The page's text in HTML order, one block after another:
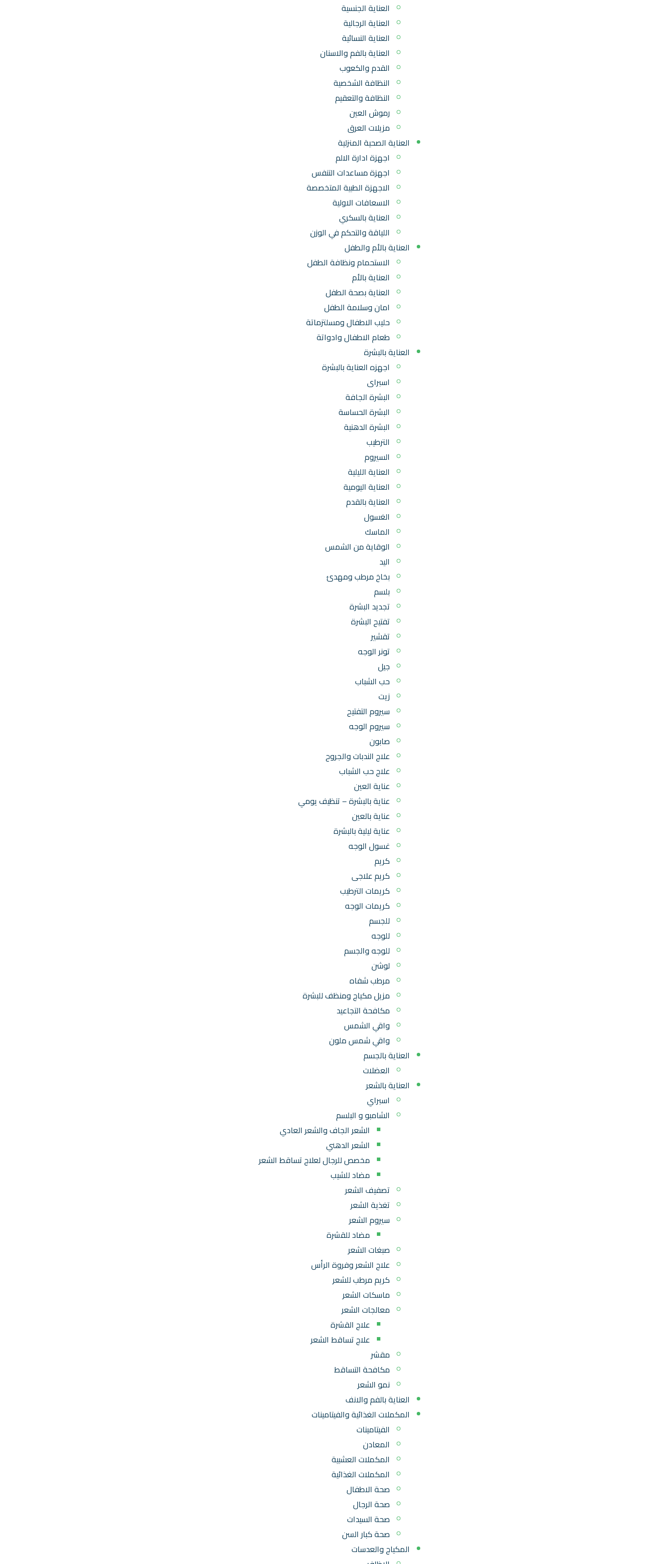
العناية الجنسية
العناية الرجالية
العناية النسائية
العناية بالفم والاسنان
القدم والكعوب
النظافة الشخصية
النظافة والتعقيم
رموش العين
مزيلات العرق
العناية الصحية المنزلية
اجهزة ادارة الالم
اجهزة مساعدات التنفس
الاجهزة الطبية المتخصصة
الاسعافات الاولية
العناية بالسكري
اللياقة والتحكم في الوزن
العناية بالأم والطفل
الاستحمام ونظافة الطفل
العناية بالأم
العناية بصحة الطفل
امان وسلامة الطفل
حليب الاطفال ومسلتزماتة
طعام الاطفال وادواتة
العناية بالبشرة
اجهزه العناية بالبشرة
اسبراى
البشرة الجافة
البشرة الحساسة
البشرة الدهنية
الترطيب
السيروم
العناية الليلية
العناية اليومية
العناية بالقدم
الغسول
الماسك
الوقاية من الشمس
اليد
بخاخ مرطب ومهدئ
بلسم
تجديد البشرة
تفتيح البشرة
تقشير
تونر الوجه
جيل
حب الشباب
زيت
سيروم التفتيح
سيروم الوجه
صابون
علاج الندبات والجروح
علاج حب الشباب
عناية العين
عناية بالبشرة – تنظيف يومي
عناية بالعين
عناية ليلية بالبشرة
غسول الوجه
كريم
كريم علاجى
كريمات الترطيب
كريمات الوجه
للجسم
للوجه
للوجه والجسم
لوشن
مرطب شفاه
مزيل مكياج ومنظف للبشرة
مكافحة التجاعيد
واقي الشمس
واقي شمس ملون
العناية بالجسم
العضلات
العناية بالشعر
اسبراي
الشامبو و البلسم
الشعر الجاف والشعر العادي
الشعر الدهني
مخصص للرجال لعلاج تساقط الشعر
مضاد للشيب
تصفيف الشعر
تغذية الشعر
سيروم الشعر
مضاد للقشرة
صبغات الشعر
علاج الشعر وفروة الرأس
كريم مرطب للشعر
ماسكات الشعر
معالجات الشعر
علاج القشرة
علاج تساقط الشعر
مقشر
مكافحة التساقط
نمو الشعر
العناية بالفم والانف
المكملات الغذائية والفيتامينات
الفيتامينات
المعادن
المكملات العشبية
المكملات الغذائية
صحة الاطفال
صحة الرجال
صحة السيدات
صحة كبار السن
المكياج والعدسات